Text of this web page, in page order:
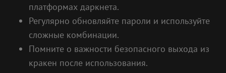
платформах даркнета.
Регулярно обновляйте пароли и используйте
сложные комбинации.
Помните о важности безопасного выхода из
кракен после использования.